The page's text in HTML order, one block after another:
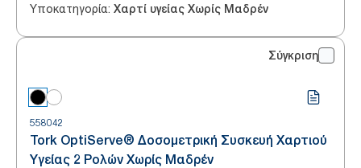
Υποκατηγορία: Χαρτί υγείας Χωρίς Μαδρέν
Σύγκριση
558042
Tork OptiServe® Δοσομετρική Συσκευή Χαρτιού
Υγείας 2 Ρολών Χωρίς Μαδρέν